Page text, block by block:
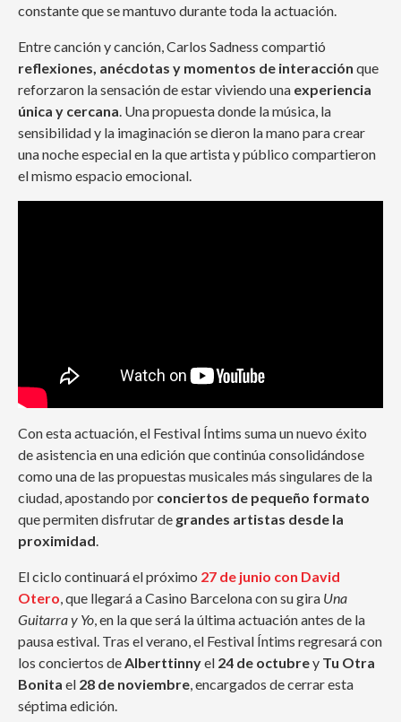
constante que se mantuvo durante toda la actuación.
Entre canción y canción, Carlos Sadness compartió
reflexiones, anécdotas y momentos de interacción que
reforzaron la sensación de estar viviendo una experiencia
única y cercana. Una propuesta donde la música, la
sensibilidad y la imaginación se dieron la mano para crear
una noche especial en la que artista y público compartieron
el mismo espacio emocional.
Con esta actuación, el Festival Íntims suma un nuevo éxito
de asistencia en una edición que continúa consolidándose
como una de las propuestas musicales más singulares de la
ciudad, apostando por conciertos de pequeño formato
que permiten disfrutar de grandes artistas desde la
proximidad.
El ciclo continuará el próximo 27 de junio con David
Otero, que llegará a Casino Barcelona con su gira Una
Guitarra y Yo, en la que será la última actuación antes de la
pausa estival. Tras el verano, el Festival Íntims regresará con
los conciertos deAlberttinnyel 24 de octubrey Tu Otra
Bonita el 28 de noviembre, encargados de cerrar esta
séptima edición.